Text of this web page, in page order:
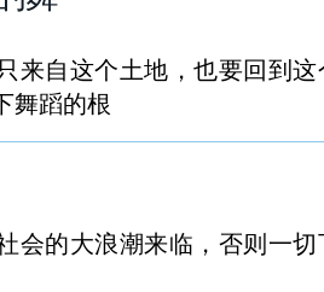
来自这个土地，也要回到
舞蹈的根
会的大浪潮来临，否则一